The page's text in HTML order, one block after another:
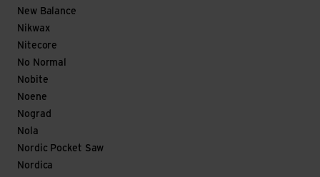
New Balance
Nikwax
Nitecore
No Normal
Nobite
Noene
Nograd
Nola
Nordic Pocket Saw
Nordica